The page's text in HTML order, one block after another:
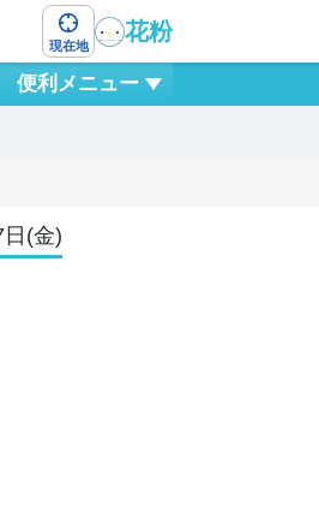
現在地
花粉
便利メニュー
(金)